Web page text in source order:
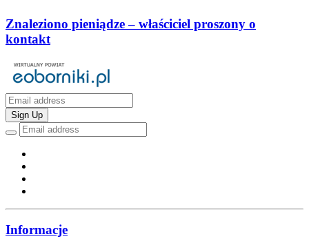
Znaleziono pieniądze – właściciel proszony o
kontakt
Sign Up
Informacje